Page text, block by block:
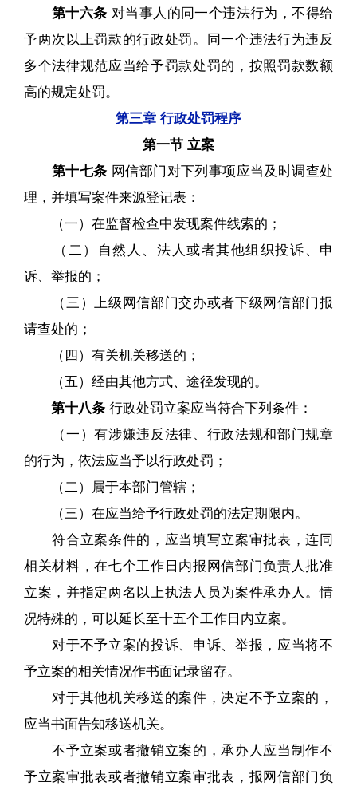
第十六条 对当事人的同一个违法行为，不得给
予两次以上罚款的行政处罚。同一个违法行为违反
多个法律规范应当给予罚款处罚的，按照罚款数额
高的规定处罚。
第三章 行政处罚程序
第一节 立案
第十七条 网信部门对下列事项应当及时调查处
理，并填写案件来源登记表：
（一）在监督检查中发现案件线索的；
（二）自然人、法人或者其他组织投诉、申
诉、举报的；
（三）上级网信部门交办或者下级网信部门报
请查处的；
（四）有关机关移送的；
（五）经由其他方式、途径发现的。
第十八条行政处罚立案应当符合下列条件：
（一）有涉嫌违反法律、行政法规和部门规章
的行为，依法应当予以行政处罚；
（二）属于本部门管辖；
（三）在应当给予行政处罚的法定期限内。
符合立案条件的，应当填写立案审批表，连同
相关材料，在七个工作日内报网信部门负责人批准
立案，并指定两名以上执法人员为案件承办人。情
况特殊的，可以延长至十五个工作日内立案。
对于不予立案的投诉、申诉、举报，应当将不
予立案的相关情况作书面记录留存。
对于其他机关移送的案件，决定不予立案的，
应当书面告知移送机关。
不予立案或者撤销立案的，承办人应当制作不
予立案审批表或者撤销立案审批表，报网信部门负